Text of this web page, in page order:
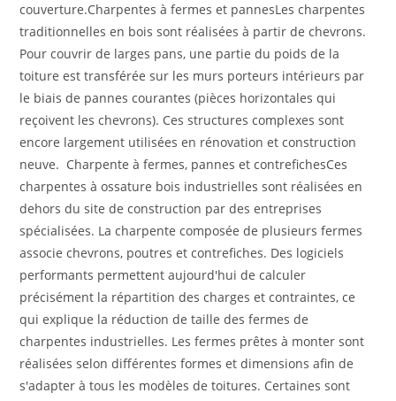
couverture.Charpentes à fermes et pannesLes charpentes
traditionnelles en bois sont réalisées à partir de chevrons.
Pour couvrir de larges pans, une partie du poids de la
toiture est transférée sur les murs porteurs intérieurs par
le biais de pannes courantes (pièces horizontales qui
reçoivent les chevrons). Ces structures complexes sont
encore largement utilisées en rénovation et construction
neuve. Charpente à fermes, pannes et contrefichesCes
charpentes à ossature bois industrielles sont réalisées en
dehors du site de construction par des entreprises
spécialisées. La charpente composée de plusieurs fermes
associe chevrons, poutres et contrefiches. Des logiciels
performants permettent aujourd'hui de calculer
précisément la répartition des charges et contraintes, ce
qui explique la réduction de taille des fermes de
charpentes industrielles. Les fermes prêtes à monter sont
réalisées selon différentes formes et dimensions afin de
s'adapter à tous les modèles de toitures. Certaines sont